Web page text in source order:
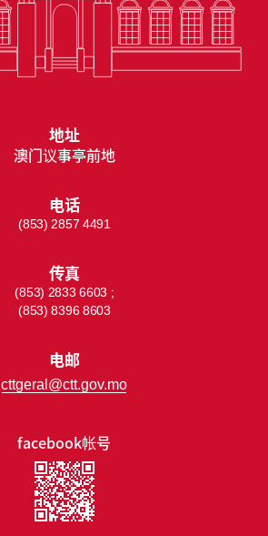
facebook帐号
地址
澳门议事亭前地
电话
(853) 2857 4491
传真
(853) 2833 6603 ;
(853) 8396 8603
电邮
cttgeral@ctt.gov.mo